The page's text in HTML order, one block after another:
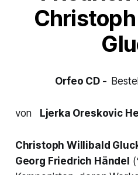
Orfeo CD -
von Ljerka Oreskovic
Christoph Willibald
Georg Friedrich Händel